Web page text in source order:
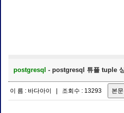
postgresql - postgresql 튜플 tuple
이 름 : 바다아이 | 조회수 : 13293